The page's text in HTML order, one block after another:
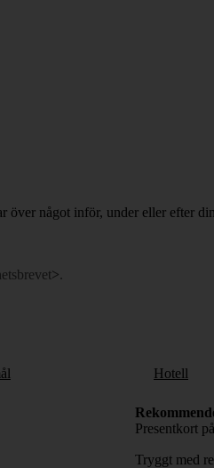
något inför, under eller efter
>.
Hotell
Presentkort
Tryggt med